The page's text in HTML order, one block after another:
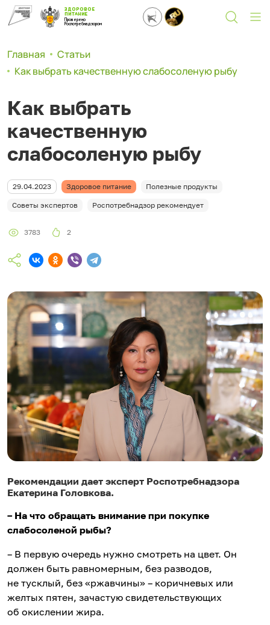
ЗДОРОВОЕ
ПИТАНИЕ
Проверено
Роспотребнадзором
Главная
Статьи
Как выбрать качественную слабосоленую рыбу
Как выбрать
качественную
слабосоленую рыбу
29.04.2023 Здоровое питание Полезные продукты
Советы экспертов Роспотребнадзор рекомендует
3783 2
Рекомендации дает эксперт Роспотребнадзора
Екатерина Головкова.
– На что обращать внимание при покупке
слабосоленой рыбы?
– В первую очередь нужно смотреть на цвет. Он
должен быть равномерным, без разводов,
не тусклый, без «ржавчины» – коричневых или
желтых пятен, зачастую свидетельствующих
об окислении жира.